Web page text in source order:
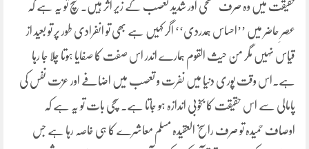
حقیقت میں وہ صرف سطحی اور شدید تعصب کے زیر اثر ہیں۔ سچ تو یہ ہے کہ
عصرِ حاضر میں ’’احساس ہمدردی‘‘ اگر کہیں ہے بھی تو انفرادی طور پر تو بعید از
قیاس نہیں مگر من حیث القوم ہمارے اندر اس صفت کا صفایا ہوتا چلا جا رہا
ہے۔اس وقت پوری دنیا میں نفرت و تعصب میں اضافے اور عزت نفس کی
پامالی سے اس حقیقت کا بخوبی اندازہ ہو جاتا ہے۔ سچی بات تو یہ ہے کہ
اوصاف حمیدہ تو صرف راسخ العقیدہ مسلم معاشرے کا ہی خاصہ رہا ہے جس